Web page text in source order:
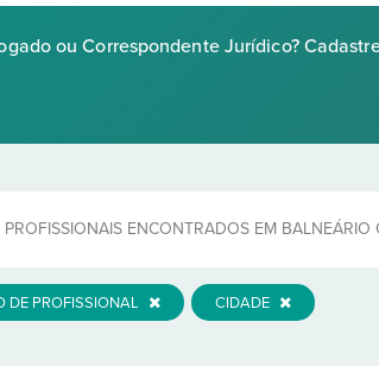
ou Correspondente Jurídico?
PROFISSIONAIS ENCONTRADOS EM BALNEÁRIO
DE PROFISSIONAL CIDADE